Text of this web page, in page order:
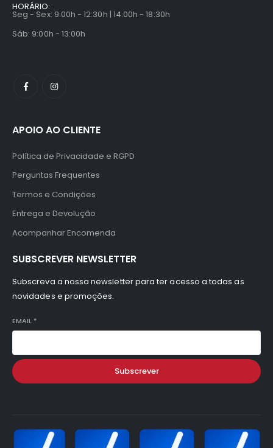
HORÁRIO:
Seg - Sex: 9:00h - 12:30h | 14:00h - 18:30h
Sáb: 9:00h - 13:00h
APOIO AO CLIENTE
Política de Privacidade e RGPD
Perguntas Frequentes
Termos e Condições
Entrega e Devolução
Acompanhar Encomenda
SUBSCREVER NEWSLETTER
Subscreva a nossa newsletter para ter acesso a todas as
novidades e promoções.
EMAIL *
Subscrever